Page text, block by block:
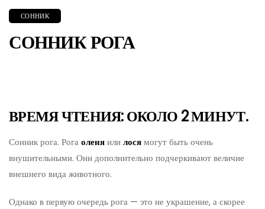
СОННИК
СОННИК РОГА
ВРЕМЯ ЧТЕНИЯ: ОКОЛО 2 МИНУТ.
Сонник рога. Рогаоленяилилосямогут быть очень
внушительными. Они дополнительно подчеркивают величие
внешнего вида животного.
Однако в первую очередь рога — это не украшение, а скорее